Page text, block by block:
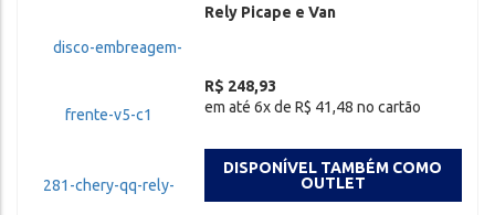
Rely Picape e Van
R$ 248,93
em até 6x de R$ 41,48 no cartão
DISPONÍVEL TAMBÉM COMO
OUTLET